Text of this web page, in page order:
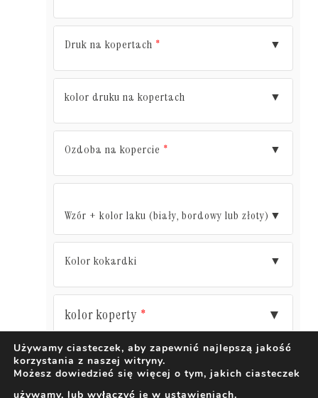
Druk na kopertach * ▼
kolor druku na kopertach ▼
Ozdoba na kopercie * ▼
Wzór + kolor laku (biały, bordowy lub złoty) ▼
Kolor kokardki ▼
kolor koperty * ▼
DODAJ DO KOSZYKA
Używamy ciasteczek, aby zapewnić najlepszą jakość
korzystania z naszej witryny.
Możesz dowiedzieć się więcej o tym, jakich ciasteczek
używamy, lub wyłączyć je w ustawieniach.